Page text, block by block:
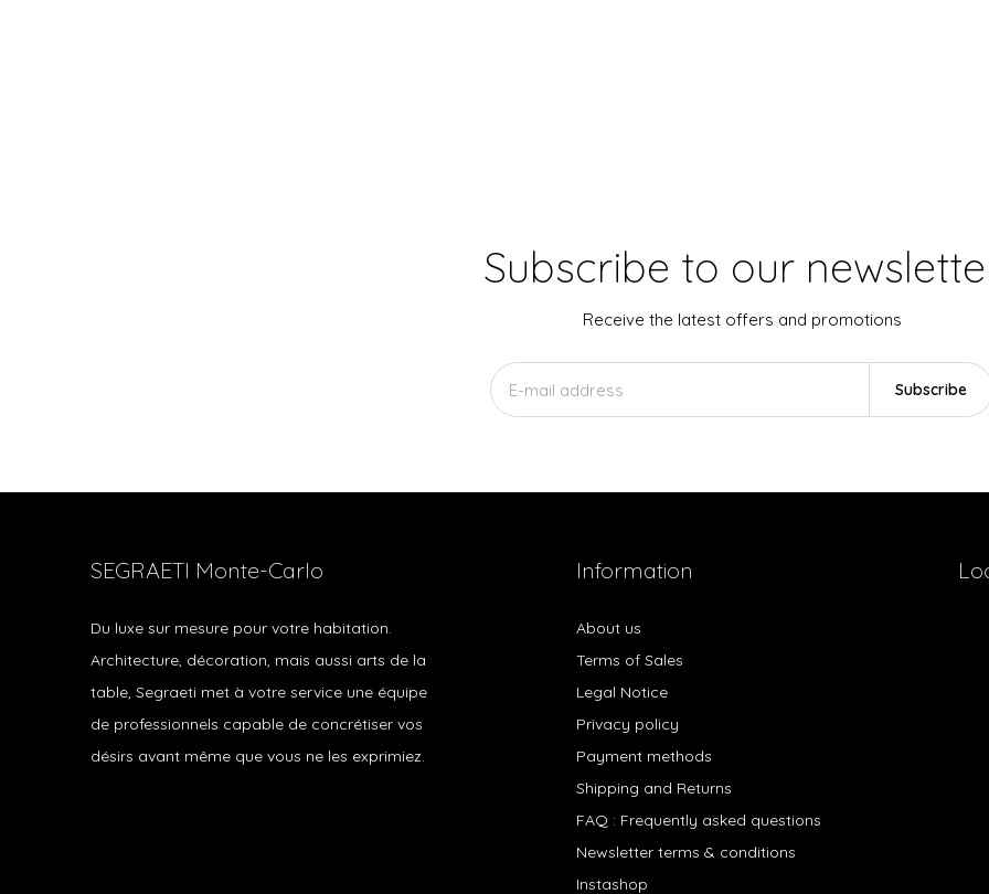
Subscribe to our
Receive the latest offers and promotions
Subscribe
SEGRAETI Monte-Carlo
Du luxe sur mesure pour votre habitation.
Architecture, décoration, mais aussi arts de la
table, Segraeti met à votre service une équipe
de professionnels capable de concrétiser vos
désirs avant même que vous ne les exprimiez.
Information
About us
Terms of Sales
Legal Notice
Privacy policy
Payment methods
Shipping and Returns
FAQ : Frequently asked questions
Newsletter terms & conditions
Instashop